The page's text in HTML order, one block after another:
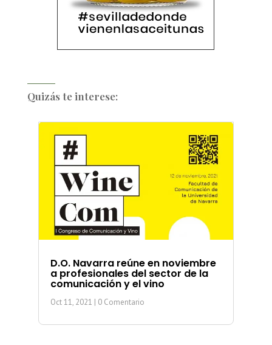
Quizás te interese:
D.O. Navarra reúne en noviembre
a profesionales del sector de la
comunicación y el vino
Oct 11, 2021 | 0 Comentario